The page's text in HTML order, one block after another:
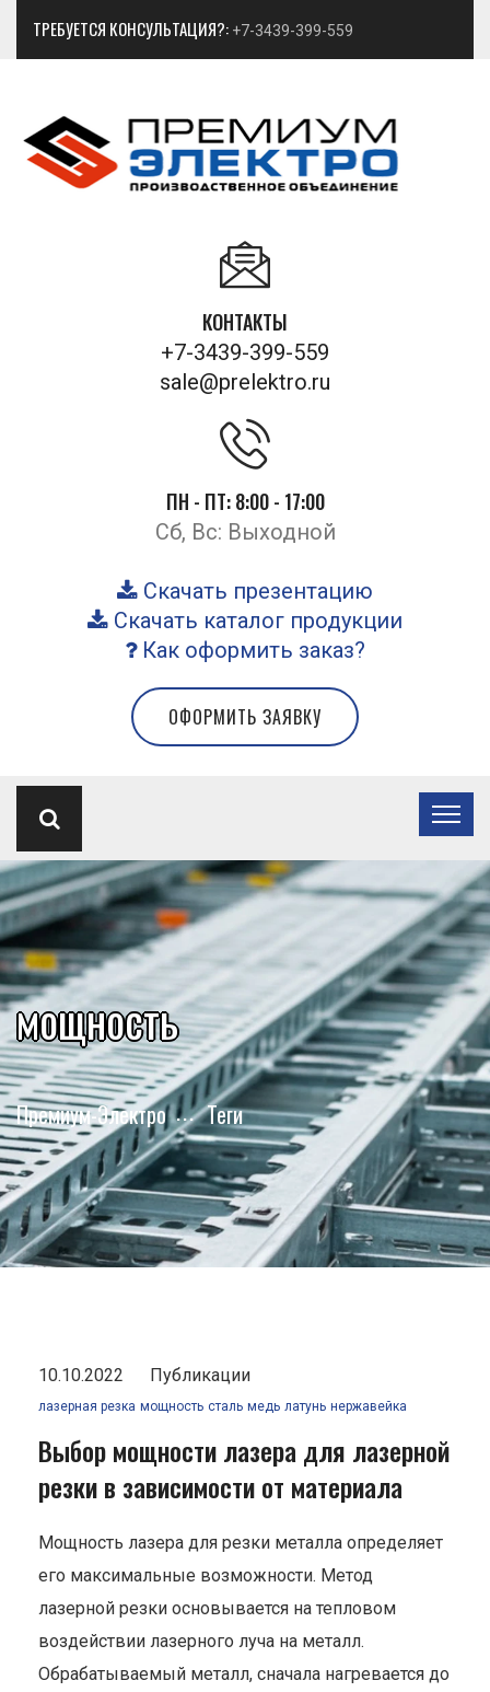
ТРЕБУЕТСЯ КОНСУЛЬТАЦИЯ?: +7-3439-399-559
КОНТАКТЫ
+7-3439-399-559
sale@prelektro.ru
ПН - ПТ: 8:00 - 17:00
Сб, Вс: Выходной
Скачать презентацию
Скачать каталог продукции
Как оформить заказ?
ОФОРМИТЬ ЗАЯВКУ
мощность
Премиум-Электро Теги
10.10.2022 Публикации
лазерная резка мощность сталь медь латунь нержавейка
Выбор мощности лазера для лазерной
резки в зависимости от материала
Мощность лазера для резки металла определяет
его максимальные возможности. Метод
лазерной резки основывается на тепловом
воздействии лазерного луча на металл.
Обрабатываемый металл, сначала нагревается до